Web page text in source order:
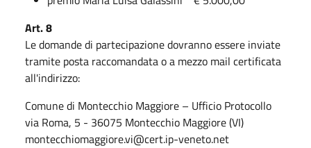
Art. 8
Le domande di partecipazione dovranno essere inviate
tramite posta raccomandata o a mezzo mail certificata
all'indirizzo:
Comune di Montecchio Maggiore – Ufficio Protocollo
via Roma, 5 - 36075 Montecchio Maggiore (VI)
montecchiomaggiore.vi@cert.ip-veneto.net